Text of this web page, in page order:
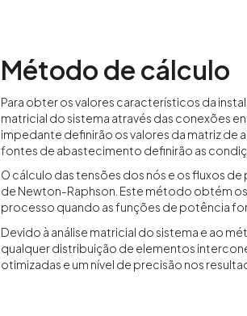
Método de cálculo
Para obter os valores característicos da
matricial do sistema através das conexões
impedante definirão os valores da matriz de
fontes de abastecimento definirão as
O cálculo das tensões dos nós e os fluxos
de Newton-Raphson. Este método obtém
processo quando as funções de potência
Devido à análise matricial do sistema e ao
qualquer distribuição de elementos
otimizadas e um nível de precisão nos